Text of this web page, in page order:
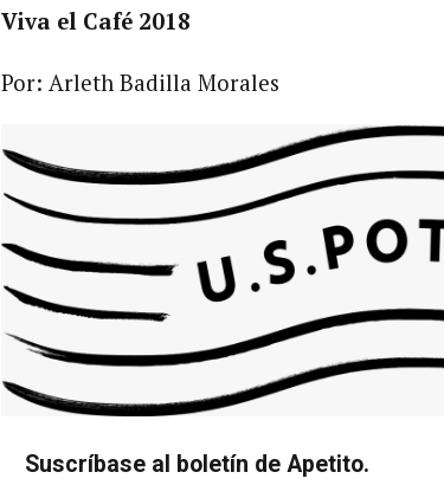
Viva el Café 2018
Por: Arleth Badilla Morales
Suscríbase al boletín de Apetito.